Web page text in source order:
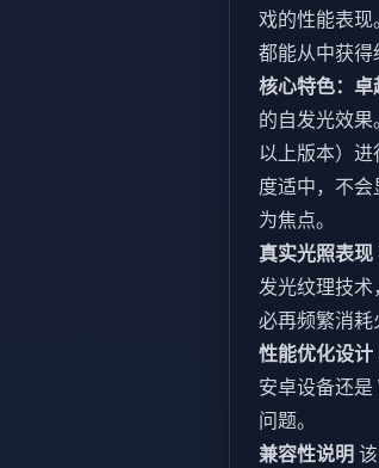
戏的性能表现
都能从中获得
核心特色：
的自发光效
以上版本）
度适中，不
为焦点。
真实光照表现
发光纹理技
必再频繁消耗
性能优化设计
安卓设备还
问题。
兼容性说明